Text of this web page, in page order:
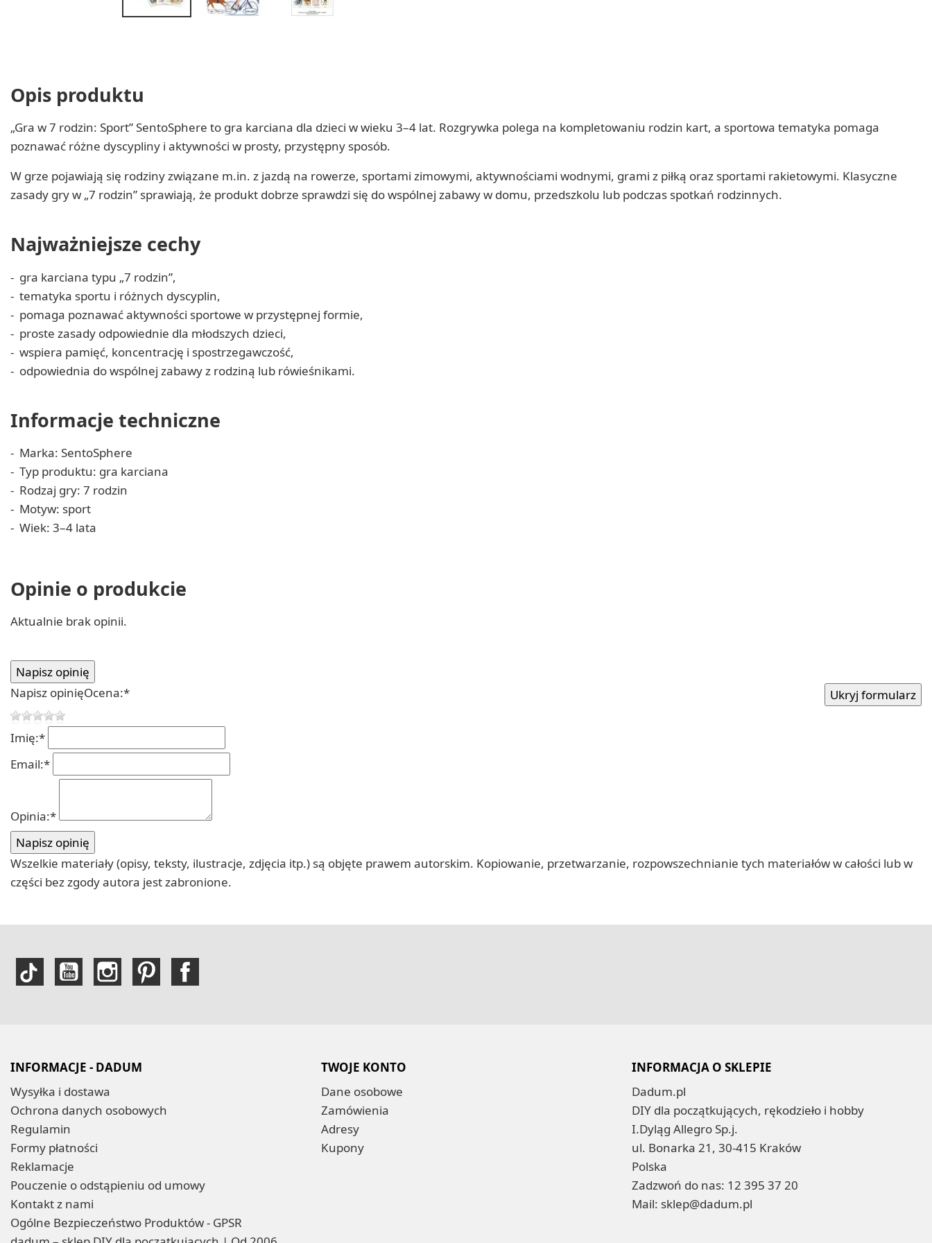
Opis produktu
„Gra w 7 rodzin: Sport” SentoSphere to gra karciana dla dzieci w wieku 3–4 lat. Rozgrywka polega na kompletowaniu rodzin kart, a sportowa tematyka pomaga
poznawać różne dyscypliny i aktywności w prosty, przystępny sposób.
W grze pojawiają się rodziny związane m.in. z jazdą na rowerze, sportami zimowymi, aktywnościami wodnymi, grami z piłką oraz sportami rakietowymi. Klasyczne
zasady gry w „7 rodzin” sprawiają, że produkt dobrze sprawdzi się do wspólnej zabawy w domu, przedszkolu lub podczas spotkań rodzinnych.
Najważniejsze cechy
gra karciana typu „7 rodzin”,
tematyka sportu i różnych dyscyplin,
pomaga poznawać aktywności sportowe w przystępnej formie,
proste zasady odpowiednie dla młodszych dzieci,
wspiera pamięć, koncentrację i spostrzegawczość,
odpowiednia do wspólnej zabawy z rodziną lub rówieśnikami.
Informacje techniczne
Marka: SentoSphere
Typ produktu: gra karciana
Rodzaj gry: 7 rodzin
Motyw: sport
Wiek: 3–4 lata
Opinie o produkcie
Aktualnie brak opinii.
Napisz opinięOcena:*
Imię:*
Email:*
Opinia:*
Wszelkie materiały (opisy, teksty, ilustracje, zdjęcia itp.) są objęte prawem autorskim. Kopiowanie, przetwarzanie, rozpowszechnianie tych materiałów w całości lub w
części bez zgody autora jest zabronione.
INFORMACJE - DADUM
Wysyłka i dostawa
Ochrona danych osobowych
Regulamin
Formy płatności
Reklamacje
Pouczenie o odstąpieniu od umowy
Kontakt z nami
Ogólne Bezpieczeństwo Produktów - GPSR
TWOJE KONTO
Dane osobowe
Zamówienia
Adresy
Kupony
INFORMACJA O SKLEPIE
Dadum.pl
DIY dla początkujących, rękodzieło i hobby
I.Dyląg Allegro Sp.j.
ul. Bonarka 21, 30-415 Kraków
Polska
Zadzwoń do nas: 12 395 37 20
Mail: sklep@dadum.pl